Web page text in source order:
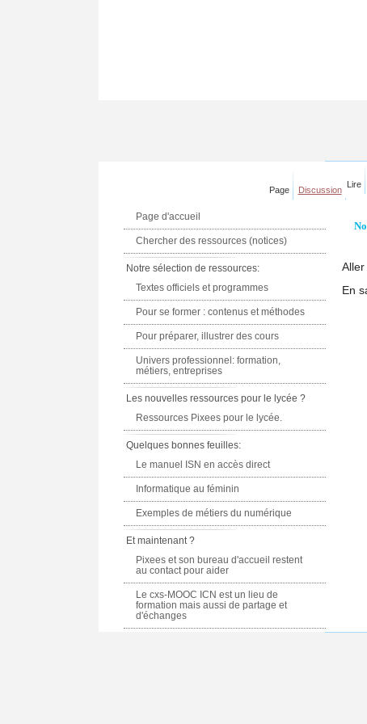
Aller
En
Page Discussion
Lire
Page d'accueil
Chercher des ressources (notices)
Notre sélection de ressources:
Textes officiels et programmes
Pour se former : contenus et méthodes
Pour préparer, illustrer des cours
Univers professionnel: formation,
métiers, entreprises
Les nouvelles ressources pour le lycée ?
Ressources Pixees pour le lycée.
Quelques bonnes feuilles:
Le manuel ISN en accès direct
Informatique au féminin
Exemples de métiers du numérique
Et maintenant ?
Pixees et son bureau d'accueil restent
au contact pour aider
Le cxs-MOOC ICN est un lieu de
formation mais aussi de partage et
d'échanges